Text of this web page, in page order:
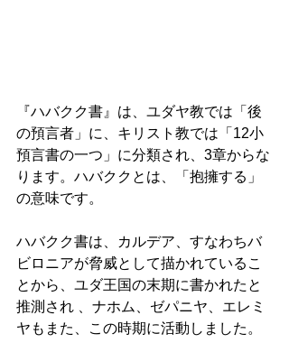
『ハバクク書』は、ユダヤ教では「後
の預言者」に、キリスト教では「12小
預言書の一つ」に分類され、3章からな
ります。ハバククとは、「抱擁する」
の意味です。
ハバクク書は、カルデア、すなわちバ
ビロニアが脅威として描かれているこ
とから、ユダ王国の末期に書かれたと
推測され 、ナホム、ゼパニヤ、エレミ
ヤもまた、この時期に活動しました。